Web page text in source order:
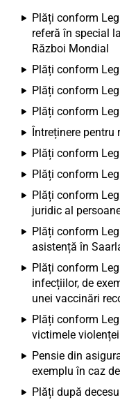
Plăți conform
referă în special
Război Mondial
Plăți conform
Plăți conform
Plăți conform
Întreținere pentru
Plăți conform
Plăți conform
Plăți conform
juridic al
Plăți conform
asistență în
Plăți conform
infecțiilor, de
unei vaccinări
Plăți conform
victimele violenței
Pensie din
exemplu în caz
Plăți după